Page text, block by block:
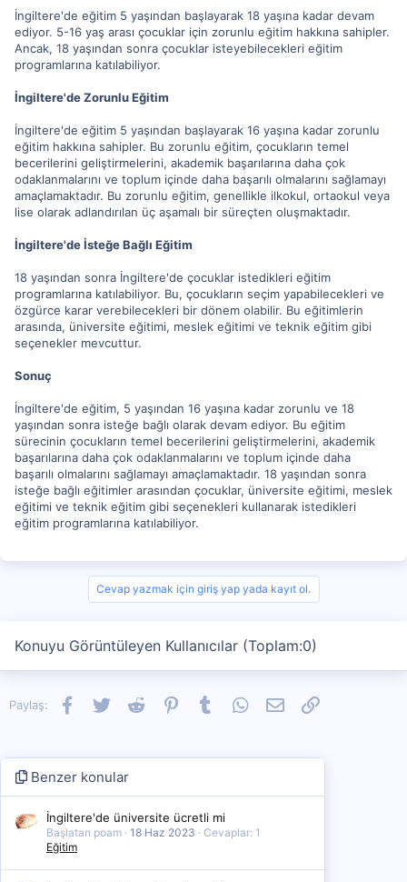
İngiltere'de eğitim 5 yaşından başlayarak 18 yaşına kadar devam
ediyor. 5-16 yaş arası çocuklar için zorunlu eğitim hakkına sahipler.
Ancak, 18 yaşından sonra çocuklar isteyebilecekleri eğitim
programlarına katılabiliyor.
İngiltere'de Zorunlu Eğitim
İngiltere'de eğitim 5 yaşından başlayarak 16 yaşına kadar zorunlu
eğitim hakkına sahipler. Bu zorunlu eğitim, çocukların temel
becerilerini geliştirmelerini, akademik başarılarına daha çok
odaklanmalarını ve toplum içinde daha başarılı olmalarını sağlamayı
amaçlamaktadır. Bu zorunlu eğitim, genellikle ilkokul, ortaokul veya
lise olarak adlandırılan üç aşamalı bir süreçten oluşmaktadır.
İngiltere'de İsteğe Bağlı Eğitim
18 yaşından sonra İngiltere'de çocuklar istedikleri eğitim
programlarına katılabiliyor. Bu, çocukların seçim yapabilecekleri ve
özgürce karar verebilecekleri bir dönem olabilir. Bu eğitimlerin
arasında, üniversite eğitimi, meslek eğitimi ve teknik eğitim gibi
seçenekler mevcuttur.
Sonuç
İngiltere'de eğitim, 5 yaşından 16 yaşına kadar zorunlu ve 18
yaşından sonra isteğe bağlı olarak devam ediyor. Bu eğitim
sürecinin çocukların temel becerilerini geliştirmelerini, akademik
başarılarına daha çok odaklanmalarını ve toplum içinde daha
başarılı olmalarını sağlamayı amaçlamaktadır. 18 yaşından sonra
isteğe bağlı eğitimler arasından çocuklar, üniversite eğitimi, meslek
eğitimi ve teknik eğitim gibi seçenekleri kullanarak istedikleri
eğitim programlarına katılabiliyor.
Cevap yazmak için giriş yap yada kayıt ol.
Konuyu Görüntüleyen Kullanıcılar (Toplam:0)
Paylaş: Facebook
TwitterReddit PinterestTumblrWhatsApp
E-postaLink
Benzer konular
İngiltere'de üniversite ücretli mi
Başlatan poam 18 Haz 2023
Cevaplar: 1
Eğitim